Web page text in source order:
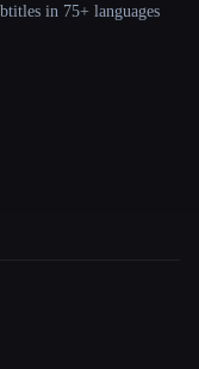
in 75+ languages